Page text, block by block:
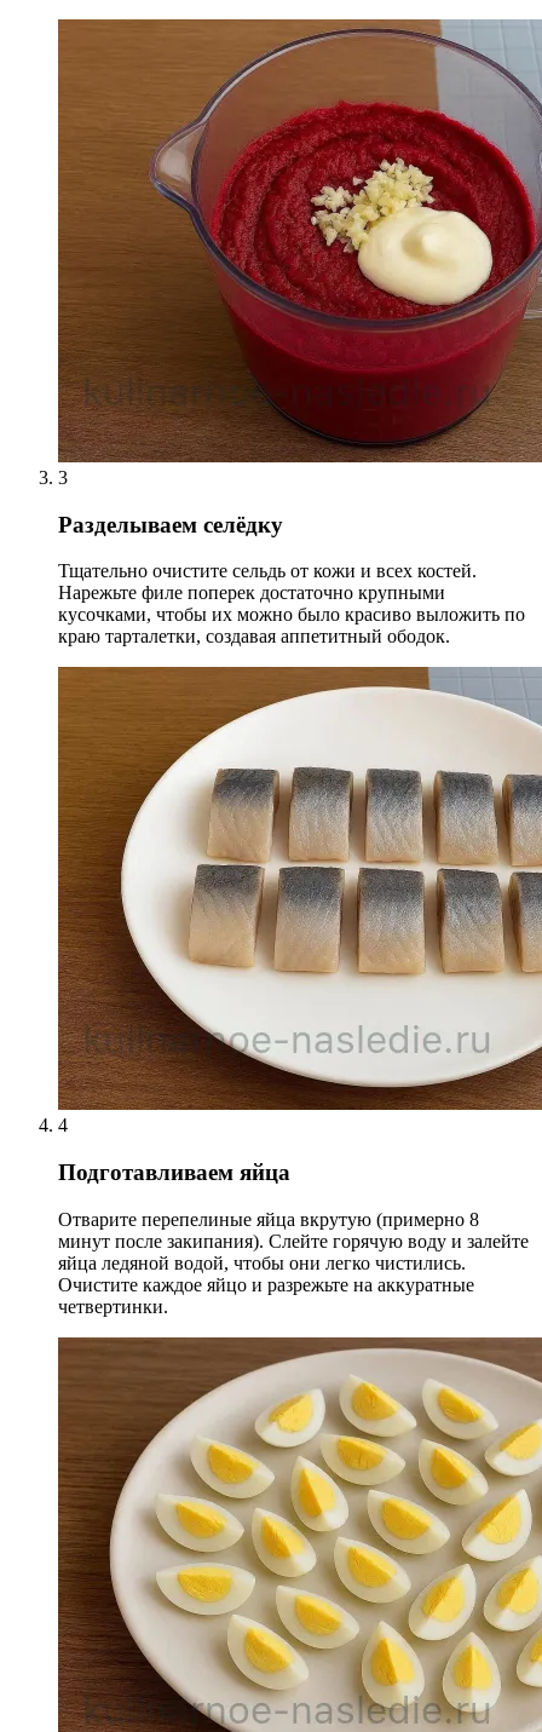
3
Разделываем селёдку
Тщательно очистите сельдь от кожи и всех костей.
Нарежьте филе поперек достаточно крупными
кусочками, чтобы их можно было красиво выложить по
краю тарталетки, создавая аппетитный ободок.
4
Подготавливаем яйца
Отварите перепелиные яйца вкрутую (примерно 8
минут после закипания). Слейте горячую воду и залейте
яйца ледяной водой, чтобы они легко чистились.
Очистите каждое яйцо и разрежьте на аккуратные
четвертинки.